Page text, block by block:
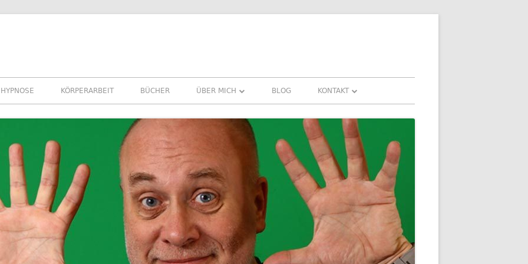
HYPNOSE KÖRPERARBEIT BÜCHER ÜBER MICH
REFERENZEN ERFAHRUNGEN UND
NEWSLETTER
BLOG KONTAKT
DOWNLOADS
FAQ
DATENSCHUTZ
IMPRESSUM